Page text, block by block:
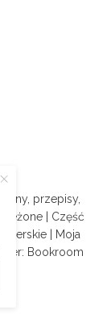
przepisy,
| Część
| Moja
Bookroom